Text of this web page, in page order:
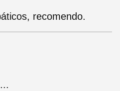
recomendo.